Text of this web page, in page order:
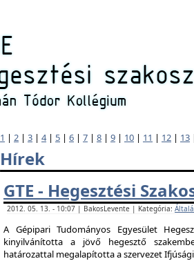
1 | 2 | 3 | 4| 5 | 6 | 7 | 8 | 9 | 10 | 11 | 12 | 13
Hírek
GTE - Hegesztési
2012. 05. 13. - 10:07 | BakosLevente | Kategória:
A Gépipari Tudományos Egyesület
kinyilvánította a jövő hegesztő
határozattal megalapította a szervezet